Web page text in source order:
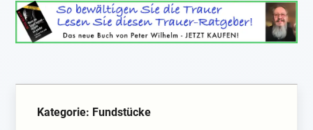
Kategorie: Fundstücke